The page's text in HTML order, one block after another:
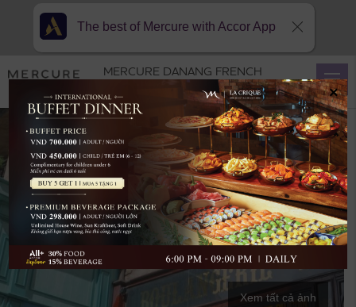
Xem tất cả ảnh
MERCURE DANANG FRENCH
VILLAGE BANA HILLS
×
The best of Mercure with Accor App